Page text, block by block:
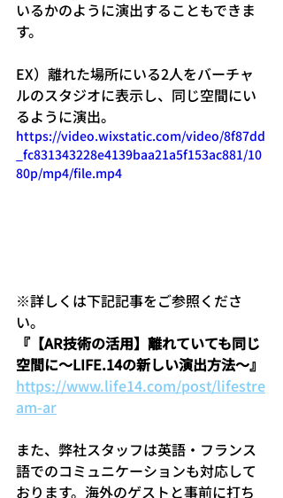
いるかのように演出することもできま
す。
EX）離れた場所にいる2人をバーチャ
ルのスタジオに表示し、同じ空間にい
るように演出。
https://video.wixstatic.com/video/8f87dd
_fc831343228e4139baa21a5f153ac881/10
80p/mp4/file.mp4
※詳しくは下記記事をご参照くださ
い。
『【AR技術の活用】離れていても同じ
空間に〜LIFE.14の新しい演出方法〜』
https://www.life14.com/post/lifestre
am-ar
また、弊社スタッフは英語・フランス
語でのコミュニケーションも対応して
おります。海外のゲストと事前に打ち